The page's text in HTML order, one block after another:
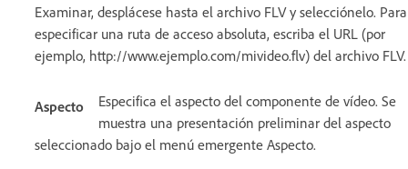
Examinar, desplácese hasta el archivo FLV y selecciónelo. Para
especificar una ruta de acceso absoluta, escriba el URL (por
ejemplo, http://www.ejemplo.com/mivideo.flv) del archivo FLV.
Aspecto
Especifica el aspecto del componente de vídeo. Se
muestra una presentación preliminar del aspecto
seleccionado bajo el menú emergente Aspecto.